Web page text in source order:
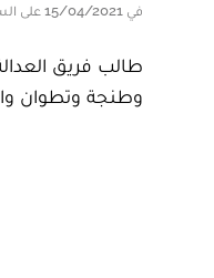
في 15/04/2021 على الساعة 09:00
طالب فريق
وطنجة وتطوان